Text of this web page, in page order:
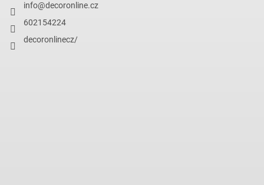
info@decoronline.cz
602154224
decoronlinecz/